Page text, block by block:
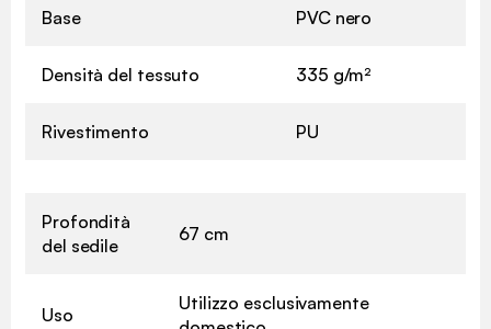
Base PVC nero
Densità del tessuto 335 g/m²
Rivestimento PU
Profondità
del sedile
67 cm
Uso
Utilizzo esclusivamente